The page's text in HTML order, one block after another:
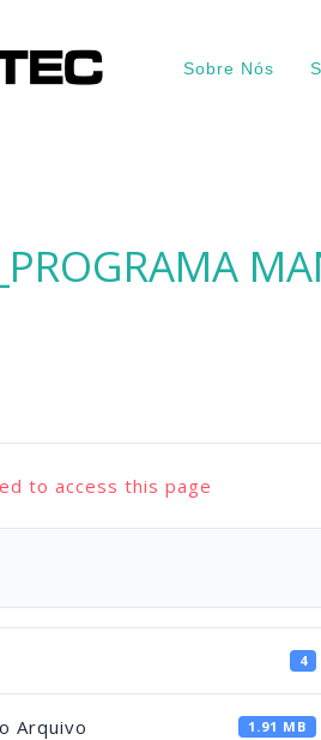
Sobre Nós
to access this page
4
Arquivo 1.91 MB